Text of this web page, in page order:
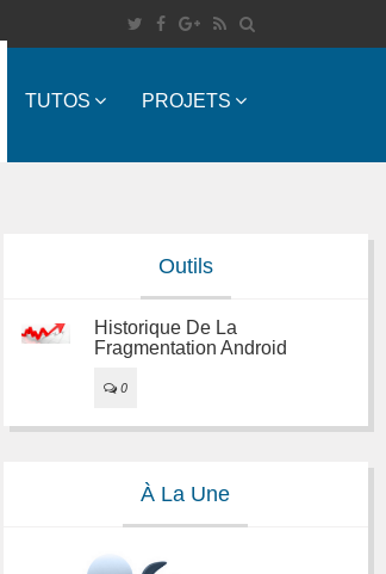
TUTOS PROJETS
Outils
Historique De La
Fragmentation Android
0
À La Une